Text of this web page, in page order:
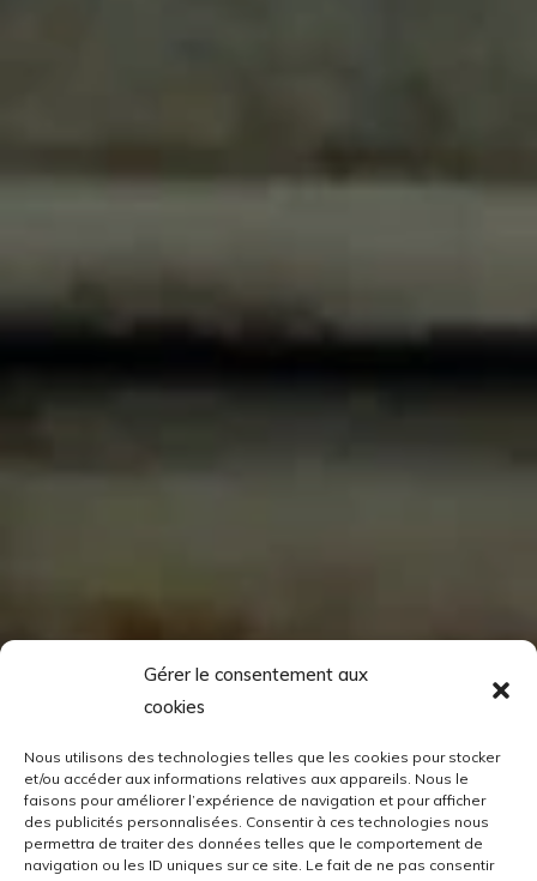
Gérer le consentement aux
cookies
Nous utilisons des technologies telles que les cookies pour stocker
et/ou accéder aux informations relatives aux appareils. Nous le
faisons pour améliorer l’expérience de navigation et pour afficher
des publicités personnalisées. Consentir à ces technologies nous
permettra de traiter des données telles que le comportement de
navigation ou les ID uniques sur ce site. Le fait de ne pas consentir